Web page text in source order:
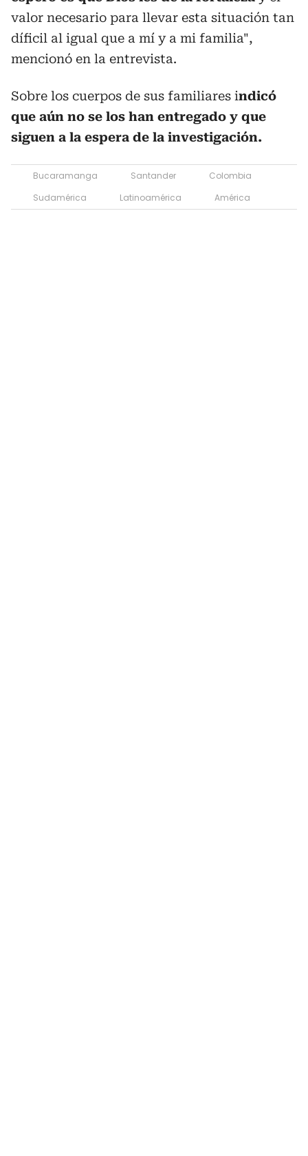
valor necesario para llevar esta situación tan
díficil al igual que a mí y a mi familia",
mencionó en la entrevista.
Sobre los cuerpos de sus familiares indicó
que aún no se los han entregado y que
siguen a la espera de la investigación.
Bucaramanga Santander
Colombia
Sudamérica
Latinoamérica América